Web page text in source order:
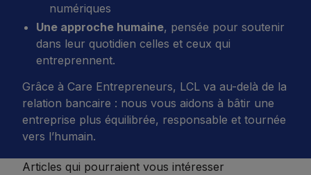
numériques
Une approche humaine, pensée pour soutenir
dans leur quotidien celles et ceux qui
entreprennent.
Grâce à Care Entrepreneurs, LCL va au-delà de la
relation bancaire : nous vous aidons à bâtir une
entreprise plus équilibrée, responsable et tournée
vers l’humain.
Articles qui pourraient vous intéresser